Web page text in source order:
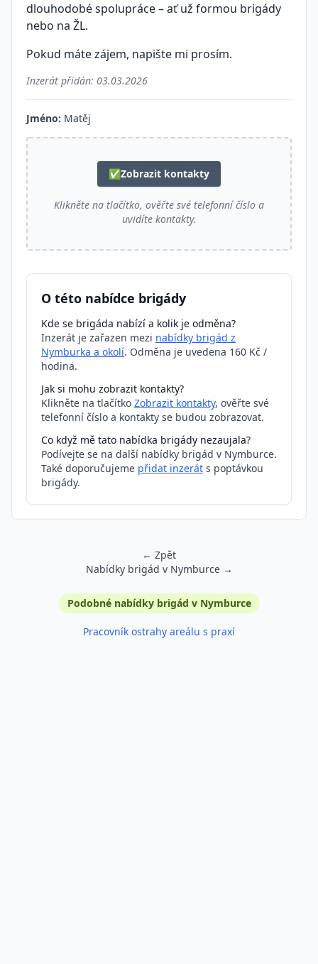
dlouhodobé spolupráce – ať už formou brigády
nebo na ŽL.
Pokud máte zájem, napište mi prosím.
Inzerát přidán: 03.03.2026
Jméno: Matěj
✅Zobrazit kontakty
Klikněte na tlačítko, ověřte své telefonní číslo a
uvidíte kontakty.
O této nabídce brigády
Kde se brigáda nabízí a kolik je odměna?
Inzerát je zařazen mezi nabídky brigád z
Nymburka a okolí. Odměna je uvedena 160 Kč /
hodina.
Jak si mohu zobrazit kontakty?
Klikněte na tlačítko Zobrazit kontakty, ověřte své
telefonní číslo a kontakty se budou zobrazovat.
Co když mě tato nabídka brigády nezaujala?
Podívejte se na další nabídky brigád v Nymburce.
Také doporučujeme přidat inzerát s poptávkou
brigády.
← Zpět
Nabídky brigád v Nymburce →
Podobné inzerátyPodobné nabídky brigád v Nymburce
Pracovník ostrahy areálu s praxí